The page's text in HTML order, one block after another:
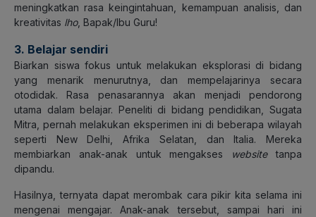
meningkatkan rasa keingintahuan, kemampuan analisis, dan
kreativitas lho, Bapak/Ibu Guru!
3. Belajar sendiri
Biarkan siswa fokus untuk melakukan eksplorasi di bidang
yang menarik menurutnya, dan mempelajarinya secara
otodidak. Rasa penasarannya akan menjadi pendorong
utama dalam belajar. Peneliti di bidang pendidikan, Sugata
Mitra, pernah melakukan eksperimen ini di beberapa wilayah
seperti New Delhi, Afrika Selatan, dan Italia. Mereka
membiarkan anak-anak untuk mengakses
websitetanpa
dipandu.
Hasilnya, ternyata dapat merombak cara pikir kita selama ini
mengenai mengajar. Anak-anak tersebut, sampai hari ini